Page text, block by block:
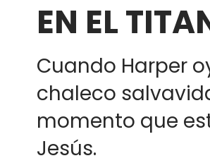
EN EL
Cuando Harper
chaleco
momento que
Jesús.